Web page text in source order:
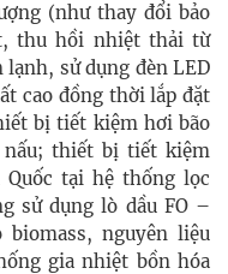
(như thay đổi bảo
thu hồi nhiệt thải từ
sử dụng đèn LED
cao đồng thời lắp đặt
bị tiết kiệm hơi bão
thiết bị tiết kiệm
tại hệ thống lọc
sử dụng lò dầu FO –
nguyên liệu
gia nhiệt bồn hóa